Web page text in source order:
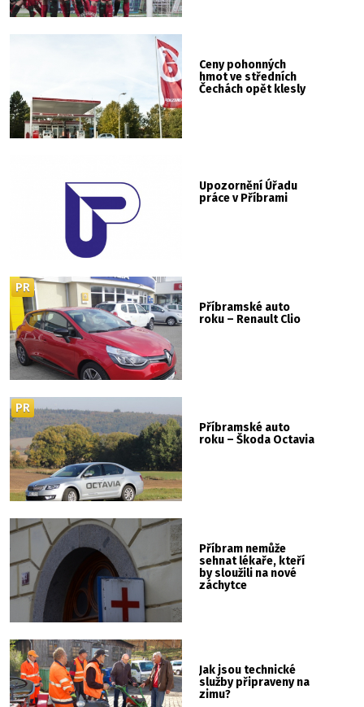
Ceny pohonných
hmot ve středních
Čechách opět klesly
Upozornění Úřadu
práce v Příbrami
Příbramské auto
roku – Renault Clio
PR
Příbramské auto
roku – Škoda Octavia
PR
Příbram nemůže
sehnat lékaře, kteří
by sloužili na nové
záchytce
Jak jsou technické
služby připraveny na
zimu?